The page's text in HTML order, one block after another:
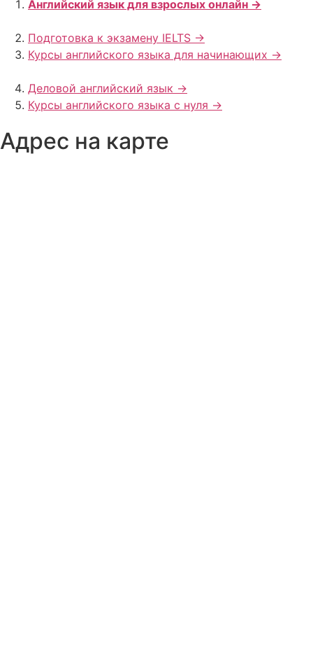
Английский язык для взрослых онлайн ->
Подготовка к экзамену IELTS ->
Курсы английского языка для начинающих ->
Деловой английский язык ->
Курсы английского языка с нуля ->
Адрес на карте